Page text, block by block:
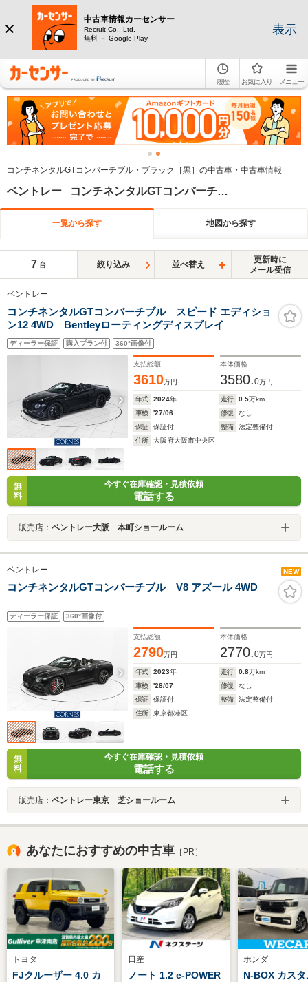
中古車情報カーセンサー
Recruit Co., Ltd.
無料 － Google Play
表示
履歴 お気に入り メニュー
コンチネンタルGTコンバーチブル・ブラック［黒］の中古車・中古車情報
ベントレー コンチネンタルGTコンバーチブル ブラック系
一覧から探す 地図から探す
7 台 絞り込み 並べ替え
更新時に
メール受信
ベントレー
コンチネンタルGTコンバーチブル スピード エディショ
ン12 4WD Bentleyローティングディスプレイ
ディーラー保証 購入プラン付 360°画像付
支払総額
3610万円
本体価格
3580.0万円
年式 2024年 走行 0.5万km
車検
'27/06 修復
なし
保証
保証付 整備
法定整備付
住所
大阪府大阪市中央区
無
料
今すぐ在庫確認・見積依頼
電話する
販売店： ベントレー大阪 本町ショールーム
ベントレー NEW
コンチネンタルGTコンバーチブル V8 アズール 4WD
ディーラー保証 360°画像付
支払総額
2790万円
本体価格
2770.0万円
年式 2023年 走行 0.8万km
車検
'28/07 修復
なし
保証
保証付 整備
法定整備付
住所
東京都港区
無
料
今すぐ在庫確認・見積依頼
電話する
販売店： ベントレー東京 芝ショールーム
あなたにおすすめの中古車 ［PR］
トヨタ
FJクルーザー 4.0 カ
日産
ノート 1.2 e-POWER
ホンダ
N-BOX カス